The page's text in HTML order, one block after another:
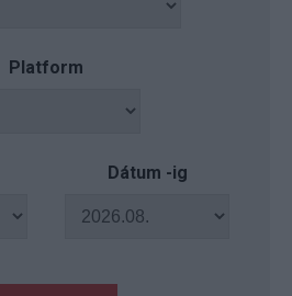
Platform
Dátum -ig